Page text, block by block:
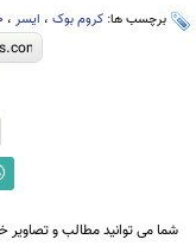
برچسب ها: کروم بوک ، ایسر ،
شما می توانید مطالب و تصاویر